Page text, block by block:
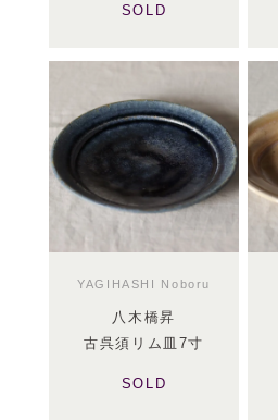
SOLD
YAGIHASHI Noboru
八木橋昇
古呉須リム皿7寸
SOLD